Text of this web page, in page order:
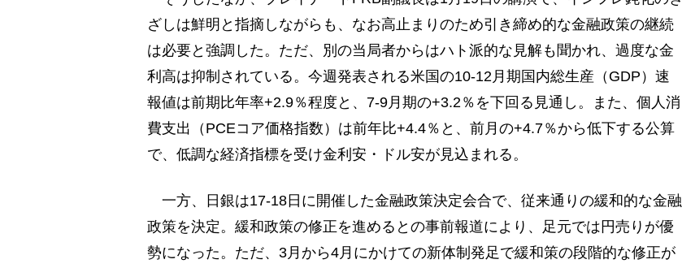
ざしは鮮明と指摘しながらも、なお高止まりのため引き締め的な金融政策の継続
は必要と強調した。ただ、別の当局者からはハト派的な見解も聞かれ、過度な金
利高は抑制されている。今週発表される米国の10-12月期国内総生産（GDP）速
報値は前期比年率+2.9％程度と、7-9月期の+3.2％を下回る見通し。また、個人消
費支出（PCEコア価格指数）は前年比+4.4％と、前月の+4.7％から低下する公算
で、低調な経済指標を受け金利安・ドル安が見込まれる。
一方、日銀は17-18日に開催した金融政策決定会合で、従来通りの緩和的な金融
政策を決定。緩和政策の修正を進めるとの事前報道により、足元では円売りが優
勢になった。ただ、3月から4月にかけての新体制発足で緩和策の段階的な修正が